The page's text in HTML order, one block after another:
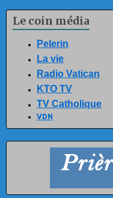
Le coin média
Pelerin
La vie
Radio Vatican
KTO TV
TV Catholique
VDN